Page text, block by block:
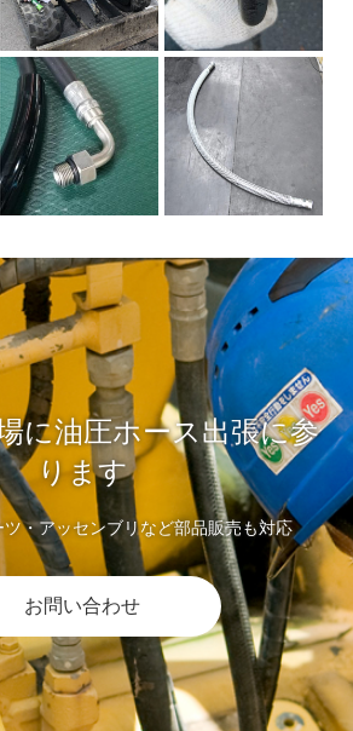
に油圧ホース出張に参
ります
・アッセンブリなど部品販売も対応
お問い合わせ